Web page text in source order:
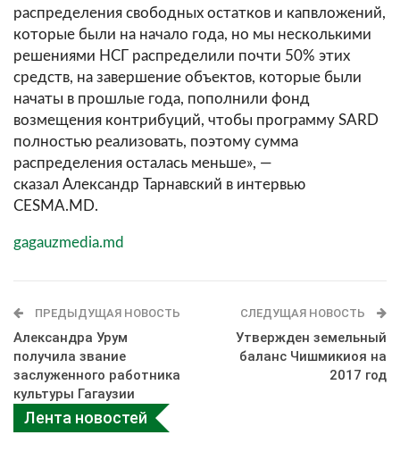
распределения свободных остатков и капвложений,
которые были на начало года, но мы несколькими
решениями НСГ распределили почти 50% этих
средств, на завершение объектов, которые были
начаты в прошлые года, пополнили фонд
возмещения контрибуций, чтобы программу SARD
полностью реализовать, поэтому сумма
распределения осталась меньше», —
сказал Александр Тарнавский в интервью
CESMA.MD.
gagauzmedia.md
ПРЕДЫДУЩАЯ НОВОСТЬ
Александра Урум
получила звание
заслуженного работника
культуры Гагаузии
СЛЕДУЩАЯ НОВОСТЬ
Утвержден земельный
баланс Чишмикиоя на
2017 год
Лента новостей